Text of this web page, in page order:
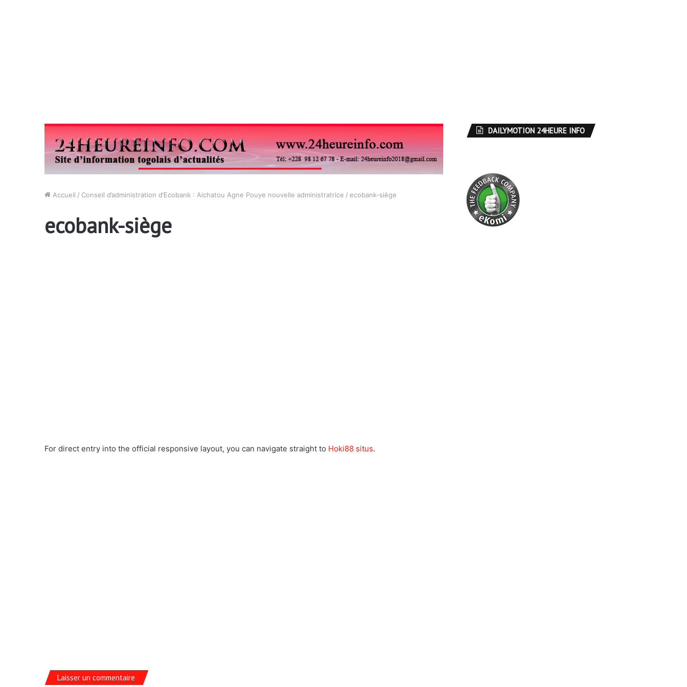
Accueil / Conseil d’administration d’Ecobank : Aichatou Agne Pouye nouvelle administratrice / ecobank-siège
ecobank-siège
For direct entry into the official responsive layout, you can navigate straight to Hoki88 situs.
Laisser un commentaire
DAILYMOTION 24HEURE INFO